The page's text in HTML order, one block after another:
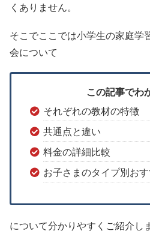
くありません。
そこでここでは小学生の家庭学
会について
この記事でわ
それぞれの教材の特徴
共通点と違い
料金の詳細比較
お子さまのタイプ別お
について分かりやすくご紹介し